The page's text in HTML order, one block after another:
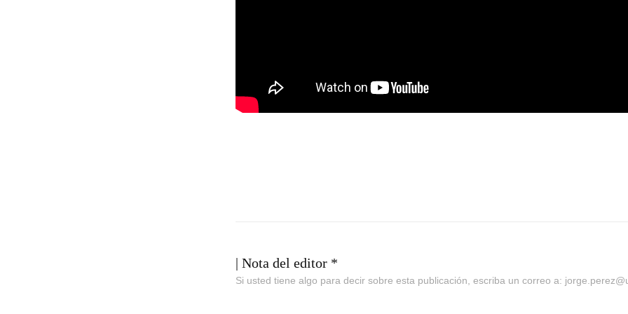
| Nota del editor *
Si usted tiene algo para decir sobre esta publicación, escriba un correo a: